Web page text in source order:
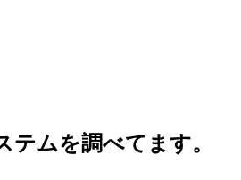
ムを調べてます。